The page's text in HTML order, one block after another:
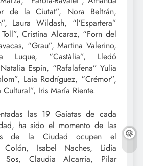
de la Ciutat”, Nora Beltrán,
Laura Wildash, “l’Espartera”
Cristina Alcaraz, “Forn del
“Grau”, Martina Valerino,
Luque, “Castàlia”, Lledó
Espín, “Rafalafena” Yulia
Laia Rodríguez, “Crémor”,
Iris María Riente.
las 19 Gaiatas de cada
ha sido el momento de las
de la Ciudad ocupen el
Colón, Isabel Naches, Lidia
Sos, Claudia Alcarria, Pilar